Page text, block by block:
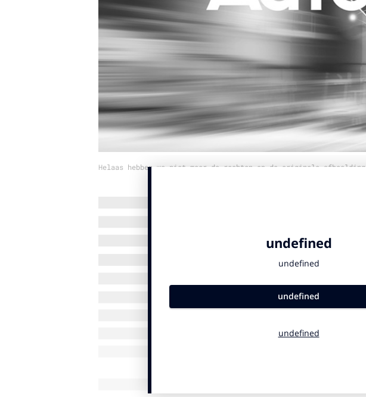
Helaas hebben we niet meer de rechten op de originele afbeelding